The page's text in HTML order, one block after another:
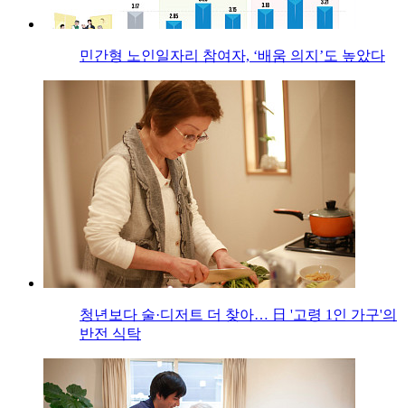
민간형 노인일자리 참여자, ‘배움 의지’도 높았다
청년보다 술·디저트 더 찾아… 日 '고령 1인 가구'의
반전 식탁